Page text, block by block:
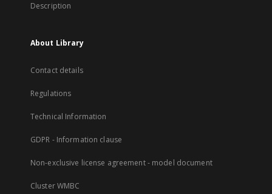
Description
About Library
Contact details
Regulations
Technical Information
GDPR - Information clause
Non-exclusive license agreement - model document
Cluster WMBC